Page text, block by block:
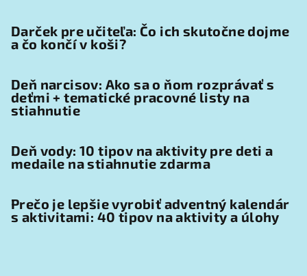
Darček pre učiteľa: Čo ich skutočne dojme
a čo končí v koši?
Deň narcisov: Ako sa o ňom rozprávať s
deťmi + tematické pracovné listy na
stiahnutie
Deň vody: 10 tipov na aktivity pre deti a
medaile na stiahnutie zdarma
Prečo je lepšie vyrobiť adventný kalendár
s aktivitami: 40 tipov na aktivity a úlohy